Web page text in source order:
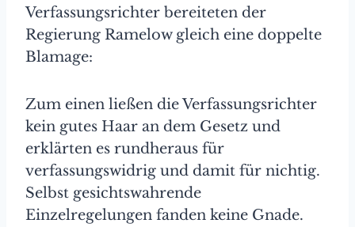
Verfassungsrichter bereiteten der
Regierung Ramelow gleich eine doppelte
Blamage:
Zum einen ließen die Verfassungsrichter
kein gutes Haar an dem Gesetz und
erklärten es rundheraus für
verfassungswidrig und damit für nichtig.
Selbst gesichtswahrende
Einzelregelungen fanden keine Gnade.